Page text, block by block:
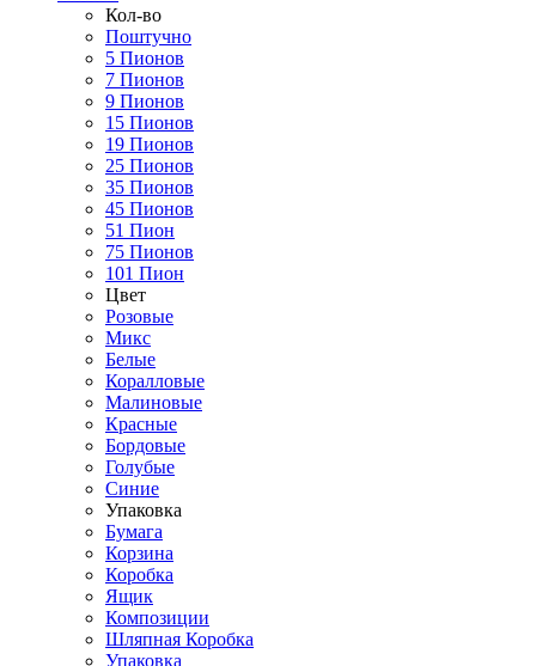
Кол-во
Поштучно
5 Пионов
7 Пионов
9 Пионов
15 Пионов
19 Пионов
25 Пионов
35 Пионов
45 Пионов
51 Пион
75 Пионов
101 Пион
Цвет
Розовые
Микс
Белые
Коралловые
Малиновые
Красные
Бордовые
Голубые
Синие
Упаковка
Бумага
Корзина
Коробка
Ящик
Композиции
Шляпная Коробка
Упаковка